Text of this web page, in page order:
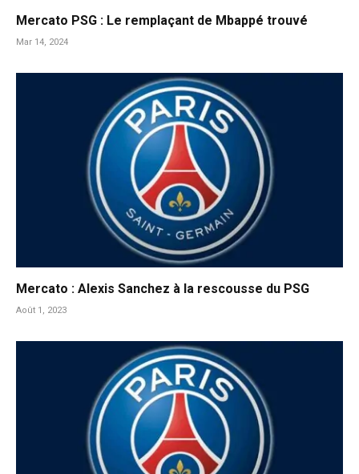
Mercato PSG : Le remplaçant de Mbappé trouvé
Mar 14, 2024
Mercato : Alexis Sanchez à la rescousse du PSG
Août 1, 2023